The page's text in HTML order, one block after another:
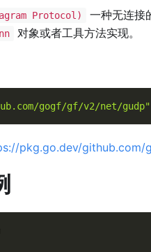
Protocol) 一种无连接
对象或者工具方法实现。
gogf/gf/v2/net/gudp"
pkg.go.dev/